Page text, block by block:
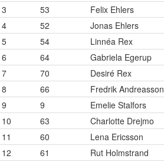
3
53 Felix Ehlers
4
52 Jonas Ehlers
5
54 Linnéa Rex
6
64 Gabriela Egerup
7
70 Desiré Rex
8
66
Fredrik Andreasson
9
9
Emelie Stalfors
10
63 Charlotte Drejmo
11
60
Lena Ericsson
12
61 Rut Holmstrand